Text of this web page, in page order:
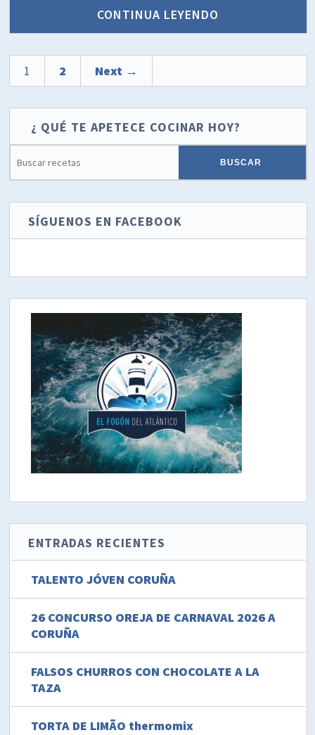
CONTINUA LEYENDO
1 2 Next →
¿ QUÉ TE APETECE COCINAR HOY?
SÍGUENOS EN FACEBOOK
ENTRADAS RECIENTES
TALENTO JÓVEN CORUÑA
26 CONCURSO OREJA DE CARNAVAL 2026 A
CORUÑA
FALSOS CHURROS CON CHOCOLATE A LA
TAZA
TORTA DE LIMÃO thermomix